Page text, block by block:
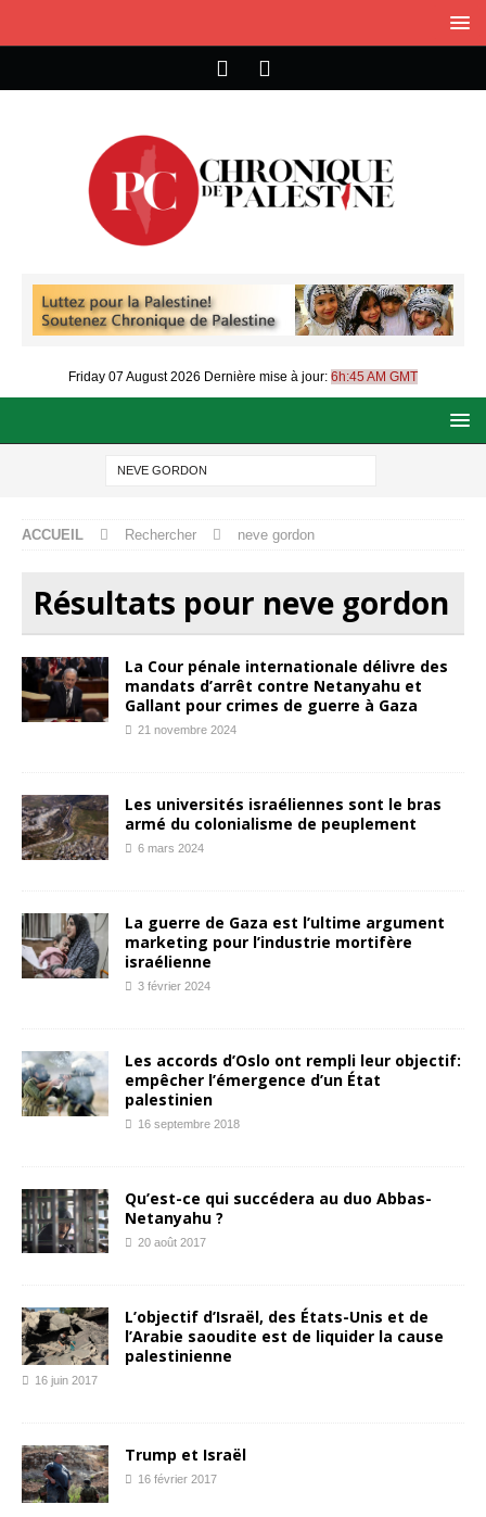
Friday 07 August 2026 Dernière mise à jour: 6h:45 AM GMT
ACCUEIL Rechercher neve gordon
Résultats pour neve gordon
La Cour pénale internationale délivre des
mandats d’arrêt contre Netanyahu et
Gallant pour crimes de guerre à Gaza
21 novembre 2024
Les universités israéliennes sont le bras
armé du colonialisme de peuplement
6 mars 2024
La guerre de Gaza est l’ultime argument
marketing pour l’industrie mortifère
israélienne
3 février 2024
Les accords d’Oslo ont rempli leur objectif:
empêcher l’émergence d’un État
palestinien
16 septembre 2018
Qu’est-ce qui succédera au duo Abbas-
Netanyahu ?
20 août 2017
L’objectif d’Israël, des États-Unis et de
l’Arabie saoudite est de liquider la cause
palestinienne
16 juin 2017
Trump et Israël
16 février 2017